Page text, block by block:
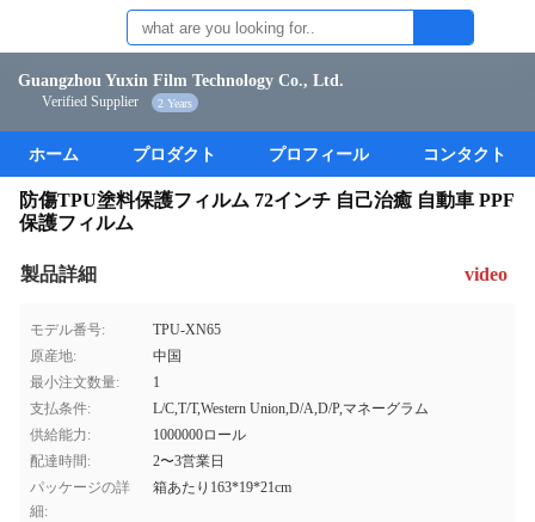
Guangzhou Yuxin Film Technology Co., Ltd.
Verified Supplier 2 Years
ホーム プロダクト プロフィール コンタクト
防傷TPU塗料保護フィルム 72インチ 自己治癒 自動車 PPF
保護フィルム
製品詳細 video
モデル番号:
TPU-XN65
原産地:
中国
最小注文数量:
1
支払条件:
L/C,T/T,Western Union,D/A,D/P,マネーグラム
供給能力:
1000000ロール
配達時間:
2〜3営業日
パッケージの詳
細:
箱あたり163*19*21cm